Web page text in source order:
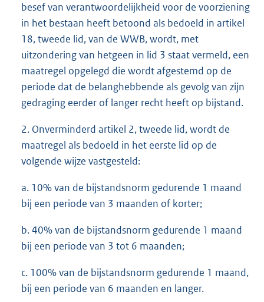
besef van verantwoordelijkheid voor de voorziening
in het bestaan heeft betoond als bedoeld in artikel
18, tweede lid, van de WWB, wordt, met
uitzondering van hetgeen in lid 3 staat vermeld, een
maatregel opgelegd die wordt afgestemd op de
periode dat de belanghebbende als gevolg van zijn
gedraging eerder of langer recht heeft op bijstand.
2. Onverminderd artikel 2, tweede lid, wordt de
maatregel als bedoeld in het eerste lid op de
volgende wijze vastgesteld:
a. 10% van de bijstandsnorm gedurende 1 maand
bij een periode van 3 maanden of korter;
b. 40% van de bijstandsnorm gedurende 1 maand
bij een periode van 3 tot 6 maanden;
c. 100% van de bijstandsnorm gedurende 1 maand,
bij een periode van 6 maanden en langer.